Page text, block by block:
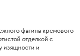
фатина кремового
отделкой с
изящности и